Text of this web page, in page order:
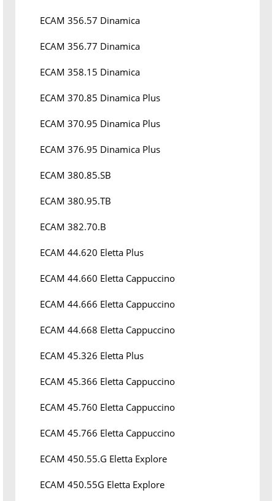
ECAM 356.57 Dinamica
ECAM 356.77 Dinamica
ECAM 358.15 Dinamica
ECAM 370.85 Dinamica Plus
ECAM 370.95 Dinamica Plus
ECAM 376.95 Dinamica Plus
ECAM 380.85.SB
ECAM 380.95.TB
ECAM 382.70.B
ECAM 44.620 Eletta Plus
ECAM 44.660 Eletta Cappuccino
ECAM 44.666 Eletta Cappuccino
ECAM 44.668 Eletta Cappuccino
ECAM 45.326 Eletta Plus
ECAM 45.366 Eletta Cappuccino
ECAM 45.760 Eletta Cappuccino
ECAM 45.766 Eletta Cappuccino
ECAM 450.55.G Eletta Explore
ECAM 450.55G Eletta Explore